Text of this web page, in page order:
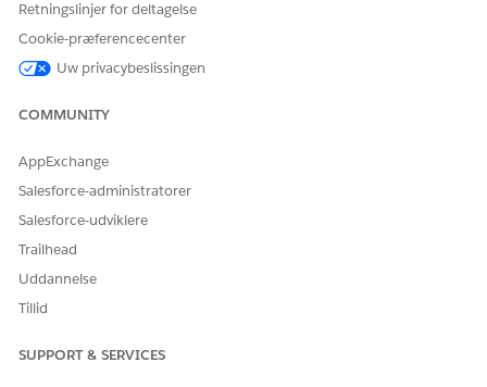
LØSTE DENNE ARTIKEL DIT PROBLEM?
Giv os besked, så vi kan forbedre os!
Retningslinjer for deltagelse
Cookie-præferencecenter
Uw privacybeslissingen
COMMUNITY
AppExchange
Salesforce-administratorer
Salesforce-udviklere
Trailhead
Uddannelse
Tillid
SUPPORT & SERVICES